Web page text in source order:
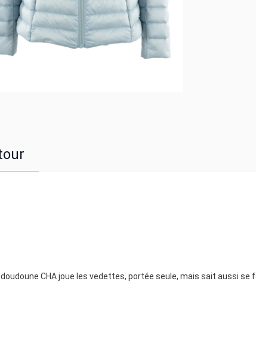
CHA joue les vedettes, portée seule, mais sait aussi se